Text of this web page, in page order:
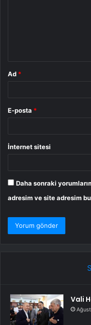
Ad *
E-posta *
İnternet sitesi
Daha sonraki
adresim ve site adresim
Vali